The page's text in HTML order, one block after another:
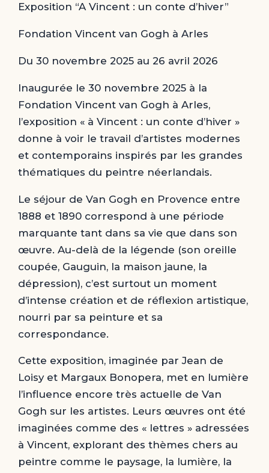
Exposition “A Vincent : un conte d’hiver”
Fondation Vincent van Gogh à Arles
Du 30 novembre 2025 au 26 avril 2026
Inaugurée le 30 novembre 2025 à la
Fondation Vincent van Gogh à Arles,
l’exposition « à Vincent : un conte d’hiver »
donne à voir le travail d’artistes modernes
et contemporains inspirés par les grandes
thématiques du peintre néerlandais.
Le séjour de Van Gogh en Provence entre
1888 et 1890 correspond à une période
marquante tant dans sa vie que dans son
œuvre. Au-delà de la légende (son oreille
coupée, Gauguin, la maison jaune, la
dépression), c’est surtout un moment
d’intense création et de réflexion artistique,
nourri par sa peinture et sa
correspondance.
Cette exposition, imaginée par Jean de
Loisy et Margaux Bonopera, met en lumière
l’influence encore très actuelle de Van
Gogh sur les artistes. Leurs œuvres ont été
imaginées comme des « lettres » adressées
à Vincent, explorant des thèmes chers au
peintre comme le paysage, la lumière, la